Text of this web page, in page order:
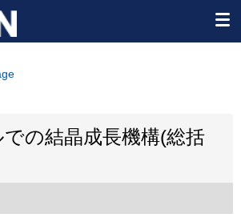
の結晶成長機構(総括